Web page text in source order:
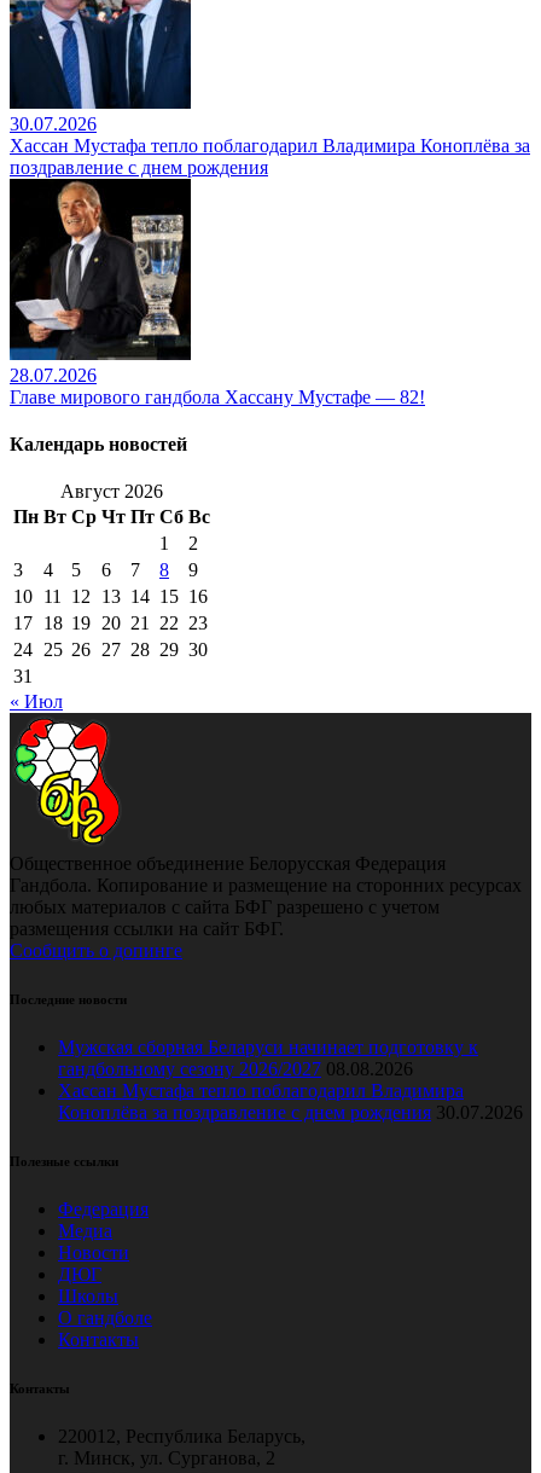
30.07.2026
Хассан Мустафа тепло поблагодарил Владимира Коноплёва за
поздравление с днем рождения
28.07.2026
Главе мирового гандбола Хассану Мустафе — 82!
Календарь новостей
Август 2026
Пн Вт Ср Чт Пт Сб Вс
1
2
3
4 5 6 7 8
9
10 11 12 13 14 15 16
17 18 19 20 21 22 23
24 25 26 27 28 29 30
31
« Июл
Общественное объединение Белорусская Федерация
Гандбола. Копирование и размещение на сторонних ресурсах
любых материалов с сайта БФГ разрешено с учетом
размещения ссылки на сайт БФГ.
Сообщить о допинге
Последние новости
Мужская сборная Беларуси начинает подготовку к
гандбольному сезону 2026/2027 08.08.2026
Хассан Мустафа тепло поблагодарил Владимира
Коноплёва за поздравление с днем рождения 30.07.2026
Полезные ссылки
Федерация
Медиа
Новости
ДЮГ
Школы
О гандболе
Контакты
Контакты
220012, Республика Беларусь,
г. Минск, ул. Сурганова, 2